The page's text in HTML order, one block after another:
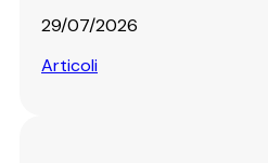
29/07/2026
Articoli